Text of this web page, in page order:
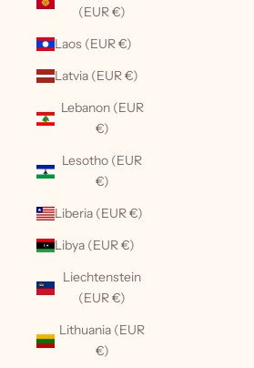
(EUR €)
Laos (EUR €)
Latvia (EUR €)
Lebanon (EUR
€)
Lesotho (EUR
€)
Liberia (EUR €)
Libya (EUR €)
Liechtenstein
(EUR €)
Lithuania (EUR
€)